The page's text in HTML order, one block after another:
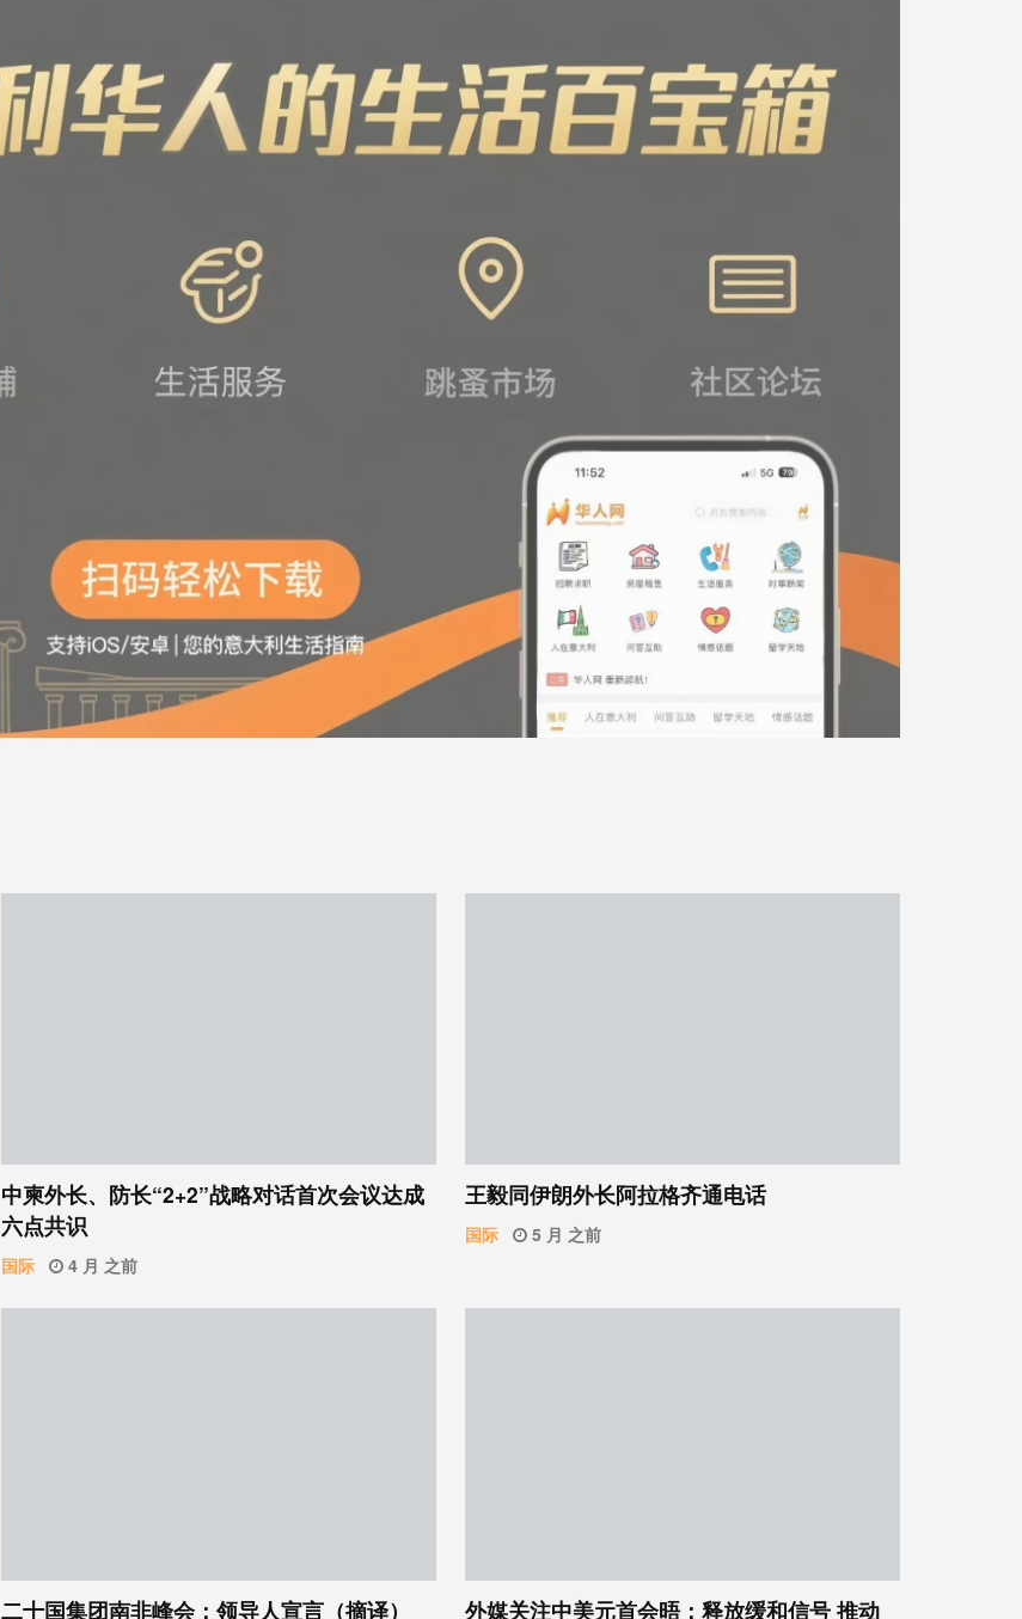
中柬外长、防长“2+2”战略对话首次会议达成
六点共识
国际 4 月 之前
王毅同伊朗外长阿拉格齐通电话
国际 5 月 之前
二十国集团南非峰会：领导人宣言（摘译） 外媒关注中美元首会晤：释放缓和信号 推动